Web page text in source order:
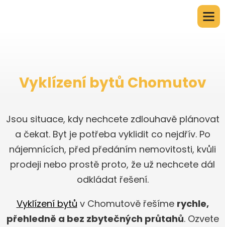
Vyklízení bytů Chomutov
Jsou situace, kdy nechcete zdlouhavě plánovat
a čekat. Byt je potřeba vyklidit co nejdřív. Po
nájemnících, před předáním nemovitosti, kvůli
prodeji nebo prostě proto, že už nechcete dál
odkládat řešení.
Vyklízení bytů v Chomutově řešíme rychle,
přehledně a bez zbytečných průtahů. Ozvete